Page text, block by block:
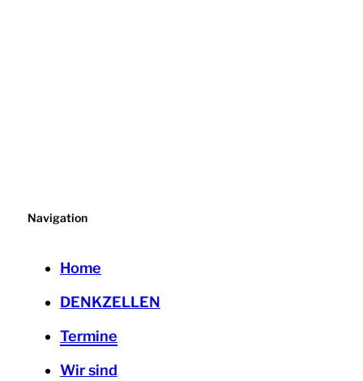
Navigation
Home
DENKZELLEN
Termine
Wir sind